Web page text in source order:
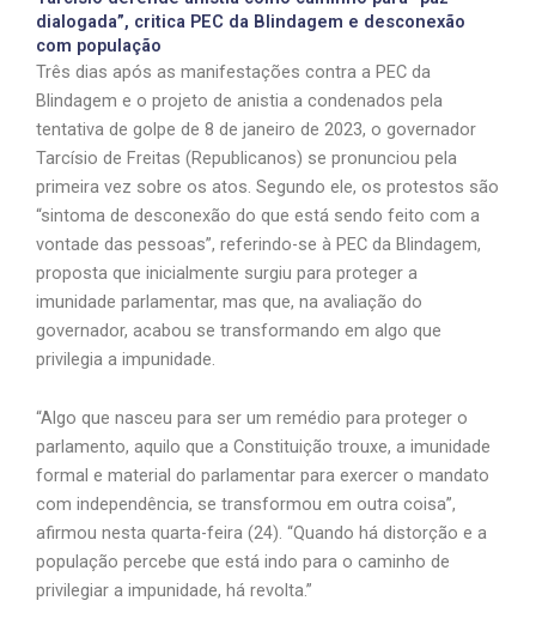
dialogada”, critica PEC da Blindagem e desconexão
com população
Três dias após as manifestações contra a PEC da
Blindagem e o projeto de anistia a condenados pela
tentativa de golpe de 8 de janeiro de 2023, o governador
Tarcísio de Freitas (Republicanos) se pronunciou pela
primeira vez sobre os atos. Segundo ele, os protestos são
“sintoma de desconexão do que está sendo feito com a
vontade das pessoas”, referindo-se à PEC da Blindagem,
proposta que inicialmente surgiu para proteger a
imunidade parlamentar, mas que, na avaliação do
governador, acabou se transformando em algo que
privilegia a impunidade.
“Algo que nasceu para ser um remédio para proteger o
parlamento, aquilo que a Constituição trouxe, a imunidade
formal e material do parlamentar para exercer o mandato
com independência, se transformou em outra coisa”,
afirmou nesta quarta-feira (24). “Quando há distorção e a
população percebe que está indo para o caminho de
privilegiar a impunidade, há revolta.”